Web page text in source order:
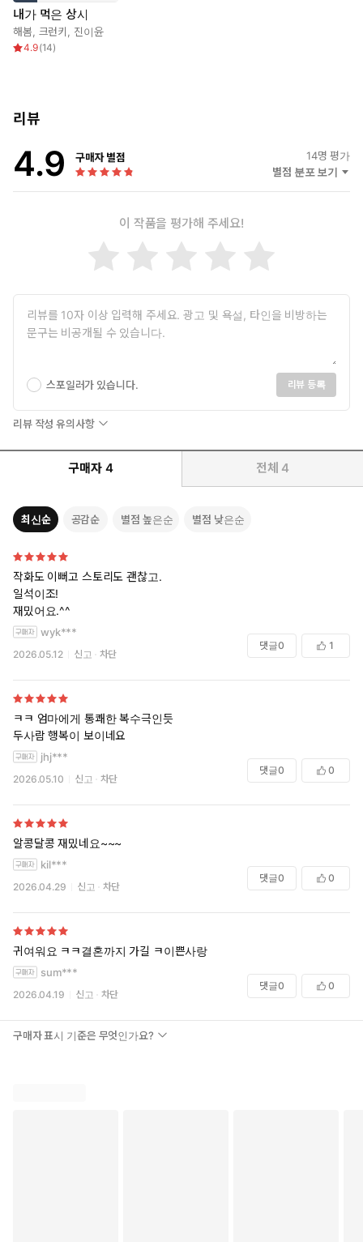
내가 먹은 상사
해봄 크런키 진이윤
4.9(14)
리뷰
4.9 구매자 별점 14명 평가
별점 분포 보기
이 작품을 평가해 주세요!
스포일러가 있습니다. 리뷰 등록
리뷰 작성 유의사항
구매자 4 전체 4
최신순 공감순 별점 높은순 별점 낮은순
작화도 이뻐고 스토리도 괜찮고.
일석이조!
재밌어요.^^
wyk***
2026.05.12 신고 차단
댓글0 1
ㅋㅋ 엄마에게 통쾌한 복수극인듯
두사람 행복이 보이네요
jhj***
2026.05.10 신고 차단
댓글0 0
알콩달콩 재밌네요~~~
kil***
2026.04.29 신고 차단
댓글0 0
귀여워요 ㅋㅋ결혼까지 가길 ㅋ이쁜사랑
sum***
2026.04.19 신고 차단
댓글0 0
구매자 표시 기준은 무엇인가요?